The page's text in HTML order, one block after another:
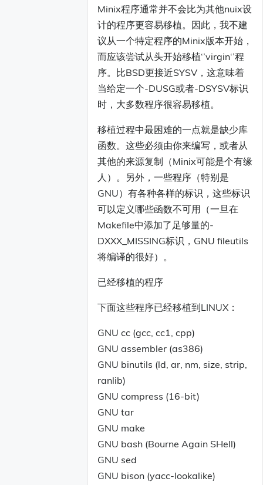
Minix程序通常并不会比为其他nuix设
计的程序更容易移植。因此，我不建
议从一个特定程序的Minix版本开始，
而应该尝试从头开始移植‘’virgin‘’程
序。比BSD更接近SYSV，这意味着
当给定一个-DUSG或者-DSYSV标识
时，大多数程序很容易移植。
移植过程中最困难的一点就是缺少库
函数。这些必须由你来编写，或者从
其他的来源复制（Minix可能是个有缘
人）。另外，一些程序（特别是
GNU）有各种各样的标识，这些标识
可以定义哪些函数不可用（一旦在
Makefile中添加了足够量的-
DXXX_MISSING标识，GNU fileutils
将编译的很好）。
已经移植的程序
下面这些程序已经移植到LINUX：
GNU cc (gcc, cc1, cpp)
GNU assembler (as386)
GNU binutils (ld, ar, nm, size, strip,
ranlib)
GNU compress (16-bit)
GNU tar
GNU make
GNU bash (Bourne Again SHell)
GNU sed
GNU bison (yacc-lookalike)